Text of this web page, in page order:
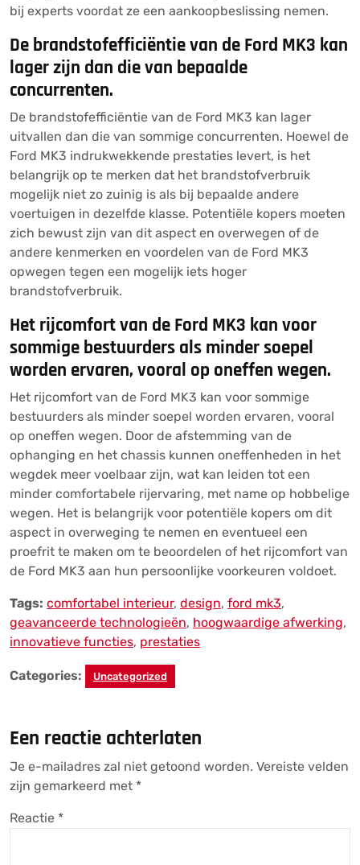
bij experts voordat ze een aankoopbeslissing nemen.
De brandstofefficiëntie van de Ford MK3 kan
lager zijn dan die van bepaalde
concurrenten.
De brandstofefficiëntie van de Ford MK3 kan lager
uitvallen dan die van sommige concurrenten. Hoewel de
Ford MK3 indrukwekkende prestaties levert, is het
belangrijk op te merken dat het brandstofverbruik
mogelijk niet zo zuinig is als bij bepaalde andere
voertuigen in dezelfde klasse. Potentiële kopers moeten
zich bewust zijn van dit aspect en overwegen of de
andere kenmerken en voordelen van de Ford MK3
opwegen tegen een mogelijk iets hoger
brandstofverbruik.
Het rijcomfort van de Ford MK3 kan voor
sommige bestuurders als minder soepel
worden ervaren, vooral op oneffen wegen.
Het rijcomfort van de Ford MK3 kan voor sommige
bestuurders als minder soepel worden ervaren, vooral
op oneffen wegen. Door de afstemming van de
ophanging en het chassis kunnen oneffenheden in het
wegdek meer voelbaar zijn, wat kan leiden tot een
minder comfortabele rijervaring, met name op hobbelige
wegen. Het is belangrijk voor potentiële kopers om dit
aspect in overweging te nemen en eventueel een
proefrit te maken om te beoordelen of het rijcomfort van
de Ford MK3 aan hun persoonlijke voorkeuren voldoet.
Tags: comfortabel interieur, design, ford mk3,
geavanceerde technologieën, hoogwaardige afwerking,
innovatieve functies, prestaties
Categories: Uncategorized
Een reactie achterlaten
Je e-mailadres zal niet getoond worden. Vereiste velden
zijn gemarkeerd met *
Reactie *